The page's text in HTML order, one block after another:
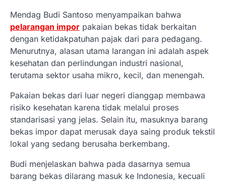
Mendag Budi Santoso menyampaikan bahwa
pelarangan impor pakaian bekas tidak berkaitan
dengan ketidakpatuhan pajak dari para pedagang.
Menurutnya, alasan utama larangan ini adalah aspek
kesehatan dan perlindungan industri nasional,
terutama sektor usaha mikro, kecil, dan menengah.
Pakaian bekas dari luar negeri dianggap membawa
risiko kesehatan karena tidak melalui proses
standarisasi yang jelas. Selain itu, masuknya barang
bekas impor dapat merusak daya saing produk tekstil
lokal yang sedang berusaha berkembang.
Budi menjelaskan bahwa pada dasarnya semua
barang bekas dilarang masuk ke Indonesia, kecuali